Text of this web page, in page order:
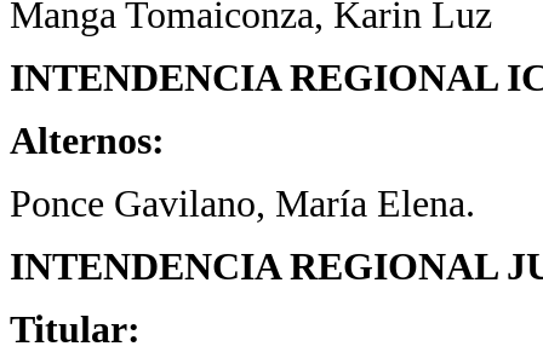
Manga Tomaiconza, Karin Luz
INTENDENCIA REGIONAL
Alternos:
Ponce Gavilano, María Elena.
INTENDENCIA REGIONAL
Titular: